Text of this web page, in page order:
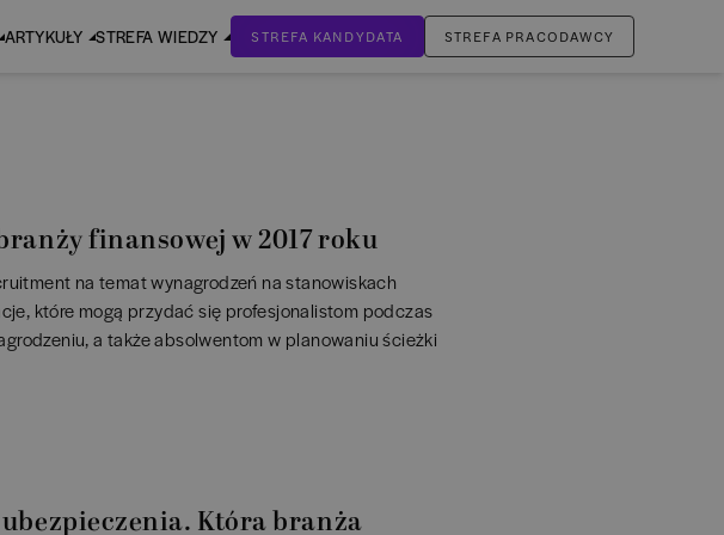
ARTYKUŁY STREFA WIEDZY STREFA KANDYDATA STREFA PRACODAWCY
finansowej w 2017 roku
na temat wynagrodzeń na stanowiskach
które mogą przydać się profesjonalistom podczas
a także absolwentom w planowaniu ścieżki
Która branża